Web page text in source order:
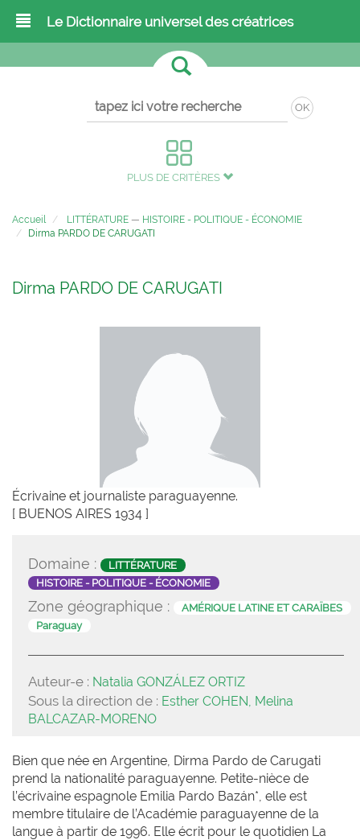
Le Dictionnaire universel des créatrices
OK
PLUS DE CRITÈRES
Accueil LITTÉRATURE — HISTOIRE - POLITIQUE - ÉCONOMIE
Dirma PARDO DE CARUGATI
Dirma PARDO DE CARUGATI
Écrivaine et journaliste paraguayenne.
[ BUENOS AIRES 1934 ]
Domaine :
LITTÉRATURE
HISTOIRE - POLITIQUE - ÉCONOMIE
Zone géographique :
AMÉRIQUE LATINE ET CARAÏBES
Paraguay
Auteur-e : Natalia GONZÁLEZ ORTIZ
Sous la direction de : Esther COHEN, Melina
BALCAZAR-MORENO
Bien que née en Argentine, Dirma Pardo de Carugati
prend la nationalité paraguayenne. Petite-nièce de
l’écrivaine espagnole Emilia Pardo Bazán*, elle est
membre titulaire de l’Académie paraguayenne de la
langue à partir de 1996. Elle écrit pour le quotidien La